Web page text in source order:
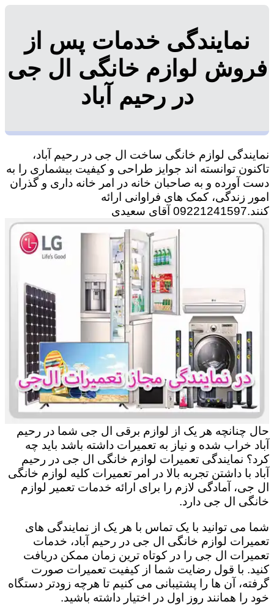
نمایندگی خدمات پس از
فروش لوازم خانگی ال جی
در رحیم ‌آباد
نمایندگی لوازم خانگی ساخت ال جی در رحیم ‌آباد،
تاکنون توانسته اند جوایز طراحی و کیفیت بیشماری را به
دست آورده و به صاحبان خانه در امر خانه داری و گذران
امور زندگی، کمک های فراوانی ارائه
کنند.09221241597 آقای سعیدی
حال چنانچه هر یک از لوازم برقی ال جی شما در رحیم
‌آباد خراب شده و نیاز به تعمیرات داشته باشد باید چه
کرد؟ نمایندگی تعمیرات لوازم خانگی ال جی در رحیم
‌آباد با داشتن تجربه بالا در امر تعمیرات کلیه لوازم خانگی
ال جی، آمادگی لازم را برای ارائه خدمات تعمیر لوازم
خانگی ال جی دارد.
شما می توانید با یک تماس با هر یک از نمایندگی های
تعمیرات لوازم خانگی ال جی در رحیم ‌آباد، خدمات
تعمیرات ال جی را در کوتاه ترین زمان ممکن دریافت
کنید. با قول رضایت شما از کیفیت تعمیرات صورت
گرفته، آن ها را پشتیبانی می کنیم تا هرچه زودتر دستگاه
خود را همانند روز اول در اختیار داشته باشید.